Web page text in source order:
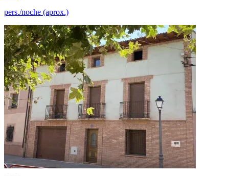
pers./noche (aprox.)